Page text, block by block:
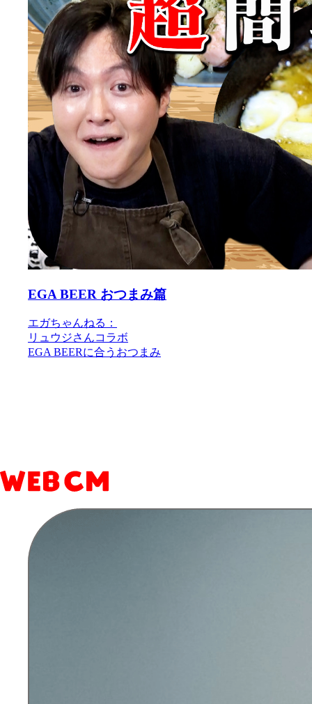
EGA BEER おつまみ篇
エガちゃんねる：
リュウジさんコラボ
EGA BEERに合うおつまみ